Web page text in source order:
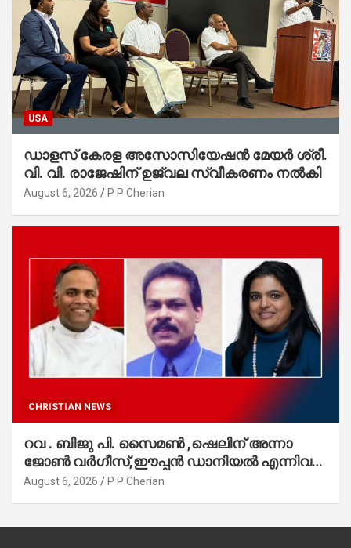
USA
ഡാളസ് കേരള അസോസിയേഷൻ മേയർ ശ്രീ.
വി. വി. രാജേഷിന് ഉജ്വല സ്വീകരണം നൽകി
August 6, 2026 P P Cherian
CHRISTIAN NEWS
റവ . ബിജു പി. സൈമൺ ,ഷെലിന് അന്നാ
ജോൺ വർഗീസ്,ഈപ്പൻ ഡാനിയൽ എന്നിവർ
മാർത്തോമാ സഭാ കൗൺസിലിലേക്കു
August 6, 2026 P P Cherian